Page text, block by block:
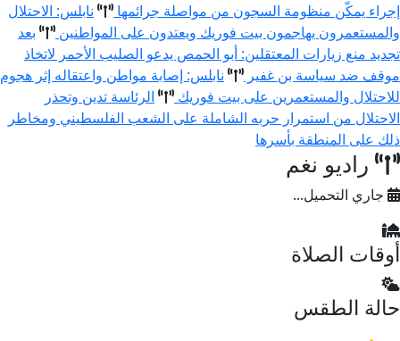
إجراء يمكّن منظومة السجون من مواصلة جرائمها
نابلس: الاحتلال
والمستعمرون يهاجمون بيت فوريك ويعتدون على المواطنين
بعد
تجديد منع زيارات المعتقلين: أبو الحمص يدعو الصليب الأحمر لاتخاذ
موقف ضد سياسة بن غفير
نابلس: إصابة مواطن واعتقاله إثر هجوم
للاحتلال والمستعمرين على بيت فوريك
الرئاسة تدين وتحذر
الاحتلال من استمرار حربه الشاملة على الشعب الفلسطيني ومخاطر
ذلك على المنطقة بأسرها
راديو نغم
جاري التحميل...
أوقات الصلاة
حالة الطقس